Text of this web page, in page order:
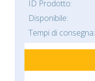
ID Prodotto:
Disponibile:
Tempi di consegna: